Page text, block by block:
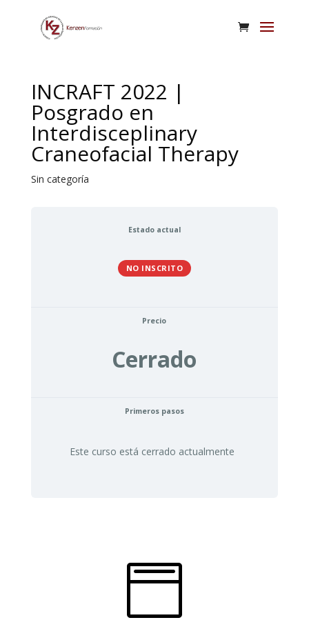
INCRAFT 2022 |
Posgrado en
Interdisceplinary
Craneofacial Therapy
Sin categoría
Estado actual
NO INSCRITO
Precio
Cerrado
Primeros pasos
Este curso está cerrado actualmente
